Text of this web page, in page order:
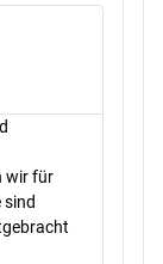
wir für
sind